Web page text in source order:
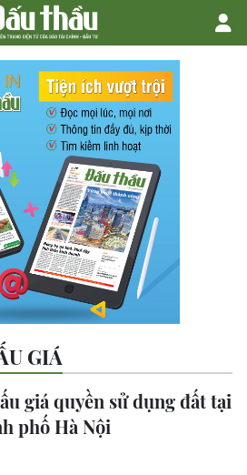
GIÁ
giá quyền sử dụng đất tại
phố Hà Nội